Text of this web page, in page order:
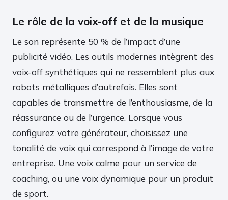
Le rôle de la voix-off et de la musique
Le son représente 50 % de l’impact d’une
publicité vidéo. Les outils modernes intègrent des
voix-off synthétiques qui ne ressemblent plus aux
robots métalliques d’autrefois. Elles sont
capables de transmettre de l’enthousiasme, de la
réassurance ou de l’urgence. Lorsque vous
configurez votre générateur, choisissez une
tonalité de voix qui correspond à l’image de votre
entreprise. Une voix calme pour un service de
coaching, ou une voix dynamique pour un produit
de sport.